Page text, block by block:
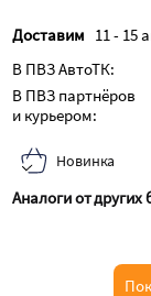
Доставим 11 - 15
В ПВЗ АвтоТК:
В ПВЗ партнёров
и курьером:
Новинка
Аналоги от других